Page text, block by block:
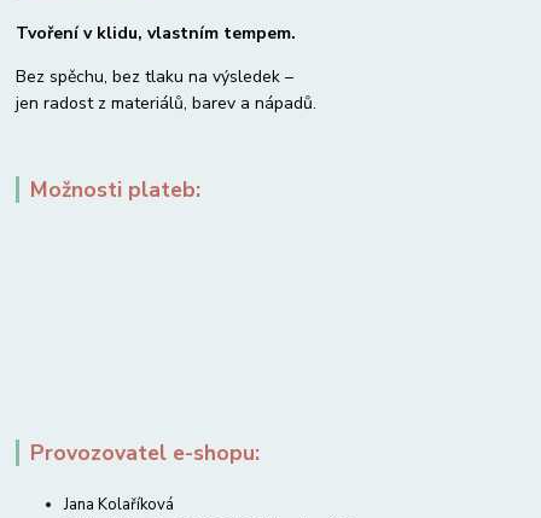
Tvoření v klidu, vlastním tempem.
Bez spěchu, bez tlaku na výsledek –
jen radost z materiálů, barev a nápadů.
Možnosti plateb:
Provozovatel e-shopu:
Jana Kolaříková